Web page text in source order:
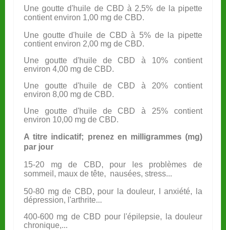
Une goutte d'huile de CBD à 2,5% de la pipette
contient environ 1,00 mg de CBD.
Une goutte d'huile de CBD à 5% de la pipette
contient environ 2,00 mg de CBD.
Une goutte d'huile de CBD à 10% contient
environ 4,00 mg de CBD.
Une goutte d'huile de CBD à 20% contient
environ 8,00 mg de CBD.
Une goutte d'huile de CBD à 25% contient
environ 10,00 mg de CBD.
A titre indicatif; prenez en milligrammes (mg)
par jour
15-20 mg de CBD, pour les problèmes de
sommeil, maux de tête, nausées, stress...
50-80 mg de CBD, pour la douleur, l anxiété, la
dépression, l'arthrite...
400-600 mg de CBD pour l'épilepsie, la douleur
chronique,...